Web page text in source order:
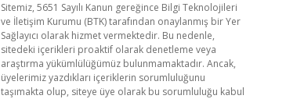
Sitemiz, 5651 Sayılı Kanun gereğince Bilgi Teknolojileri
ve İletişim Kurumu (BTK) tarafından onaylanmış bir Yer
Sağlayıcı olarak hizmet vermektedir. Bu nedenle,
sitedeki içerikleri proaktif olarak denetleme veya
araştırma yükümlülüğümüz bulunmamaktadır. Ancak,
üyelerimiz yazdıkları içeriklerin sorumluluğunu
taşımakta olup, siteye üye olarak bu sorumluluğu kabul